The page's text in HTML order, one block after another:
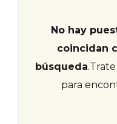
No hay
coincidan
búsqueda.
para